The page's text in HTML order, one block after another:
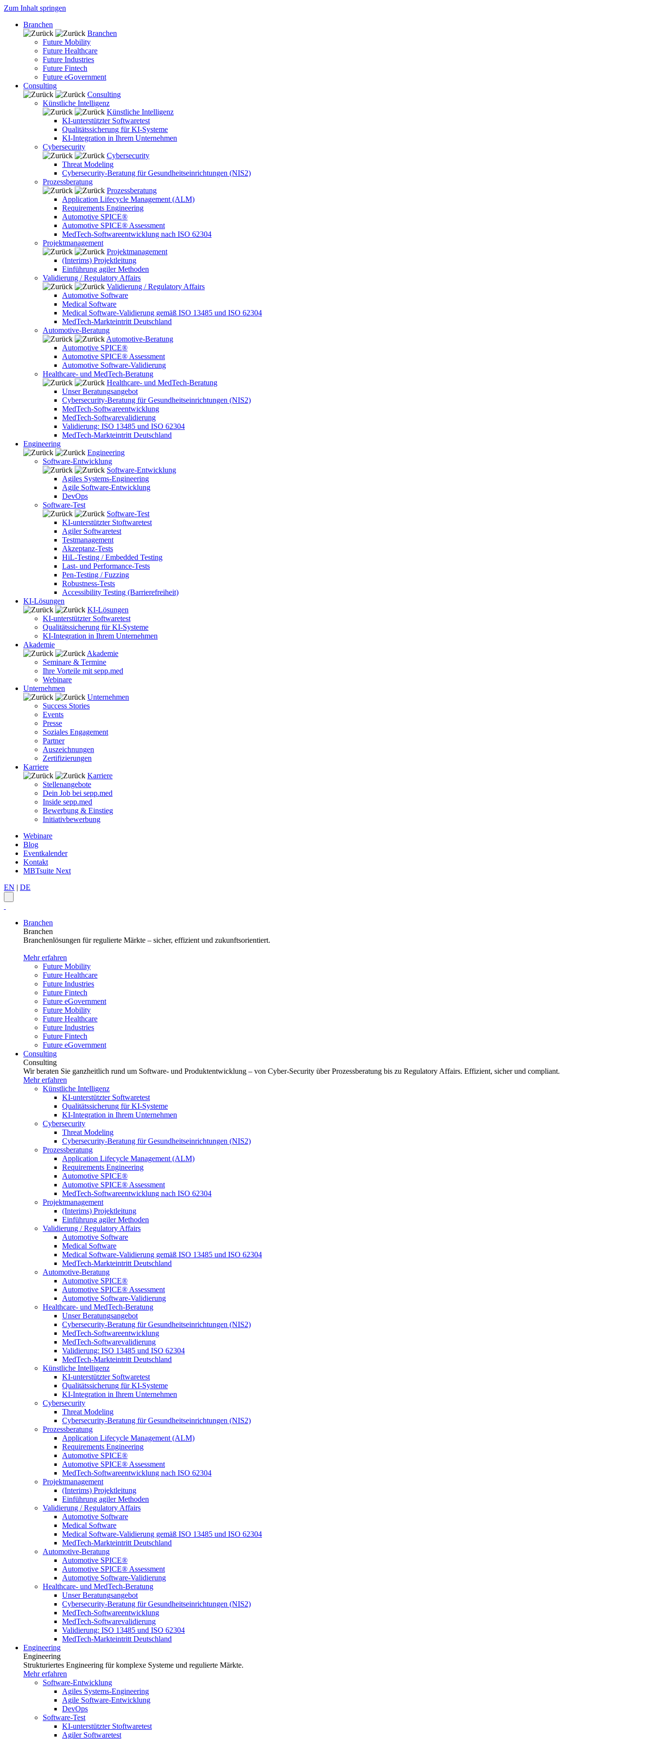
Zum Inhalt springen
Branchen
Branchen
Future Mobility
Future Healthcare
Future Industries
Future Fintech
Future eGovernment
Consulting
Consulting
Künstliche Intelligenz
Künstliche Intelligenz
KI-unterstützter Softwaretest
Qualitätssicherung für KI-Systeme
KI-Integration in Ihrem Unternehmen
Cybersecurity
Cybersecurity
Threat Modeling
Cybersecurity-Beratung für Gesundheitseinrichtungen (NIS2)
Prozessberatung
Prozessberatung
Application Lifecycle Management (ALM)
Requirements Engineering
Automotive SPICE®
Automotive SPICE® Assessment
MedTech-Softwareentwicklung nach ISO 62304
Projektmanagement
Projektmanagement
(Interims) Projektleitung
Einführung agiler Methoden
Validierung / Regulatory Affairs
Validierung / Regulatory Affairs
Automotive Software
Medical Software
Medical Software-Validierung gemäß ISO 13485 und ISO 62304
MedTech-Markteintritt Deutschland
Automotive-Beratung
Automotive-Beratung
Automotive SPICE®
Automotive SPICE® Assessment
Automotive Software-Validierung
Healthcare- und MedTech-Beratung
Healthcare- und MedTech-Beratung
Unser Beratungsangebot
Cybersecurity-Beratung für Gesundheitseinrichtungen (NIS2)
MedTech-Softwareentwicklung
MedTech-Softwarevalidierung
Validierung: ISO 13485 und ISO 62304
MedTech-Markteintritt Deutschland
Engineering
Engineering
Software-Entwicklung
Software-Entwicklung
Agiles Systems-Engineering
Agile Software-Entwicklung
DevOps
Software-Test
Software-Test
KI-unterstützter Stoftwaretest
Agiler Softwaretest
Testmanagement
Akzeptanz-Tests
HiL-Testing / Embedded Testing
Last- und Performance-Tests
Pen-Testing / Fuzzing
Robustness-Tests
Accessibility Testing (Barrierefreiheit)
KI-Lösungen
KI-Lösungen
KI-unterstützter Softwaretest
Qualitätssicherung für KI-Systeme
KI-Integration in Ihrem Unternehmen
Akademie
Akademie
Seminare & Termine
Ihre Vorteile mit sepp.med
Webinare
Unternehmen
Unternehmen
Success Stories
Events
Presse
Soziales Engagement
Partner
Auszeichnungen
Zertifizierungen
Karriere
Karriere
Stellenangebote
Dein Job bei sepp.med
Inside sepp.med
Bewerbung & Einstieg
Initiativbewerbung
Webinare
Blog
Eventkalender
Kontakt
MBTsuite Next
EN | DE
Branchen
Branchen
Branchenlösungen für regulierte Märkte – sicher, effizient und zukunftsorientiert.
Mehr erfahren
Future Mobility
Future Healthcare
Future Industries
Future Fintech
Future eGovernment
Future Mobility
Future Healthcare
Future Industries
Future Fintech
Future eGovernment
Consulting
Consulting
Wir beraten Sie ganzheitlich rund um Software- und Produktentwicklung – von Cyber-Security über Prozessberatung bis zu Regulatory Affairs. Effizient, sicher und compliant.
Mehr erfahren
Künstliche Intelligenz
KI-unterstützter Softwaretest
Qualitätssicherung für KI-Systeme
KI-Integration in Ihrem Unternehmen
Cybersecurity
Threat Modeling
Cybersecurity-Beratung für Gesundheitseinrichtungen (NIS2)
Prozessberatung
Application Lifecycle Management (ALM)
Requirements Engineering
Automotive SPICE®
Automotive SPICE® Assessment
MedTech-Softwareentwicklung nach ISO 62304
Projektmanagement
(Interims) Projektleitung
Einführung agiler Methoden
Validierung / Regulatory Affairs
Automotive Software
Medical Software
Medical Software-Validierung gemäß ISO 13485 und ISO 62304
MedTech-Markteintritt Deutschland
Automotive-Beratung
Automotive SPICE®
Automotive SPICE® Assessment
Automotive Software-Validierung
Healthcare- und MedTech-Beratung
Unser Beratungsangebot
Cybersecurity-Beratung für Gesundheitseinrichtungen (NIS2)
MedTech-Softwareentwicklung
MedTech-Softwarevalidierung
Validierung: ISO 13485 und ISO 62304
MedTech-Markteintritt Deutschland
Künstliche Intelligenz
KI-unterstützter Softwaretest
Qualitätssicherung für KI-Systeme
KI-Integration in Ihrem Unternehmen
Cybersecurity
Threat Modeling
Cybersecurity-Beratung für Gesundheitseinrichtungen (NIS2)
Prozessberatung
Application Lifecycle Management (ALM)
Requirements Engineering
Automotive SPICE®
Automotive SPICE® Assessment
MedTech-Softwareentwicklung nach ISO 62304
Projektmanagement
(Interims) Projektleitung
Einführung agiler Methoden
Validierung / Regulatory Affairs
Automotive Software
Medical Software
Medical Software-Validierung gemäß ISO 13485 und ISO 62304
MedTech-Markteintritt Deutschland
Automotive-Beratung
Automotive SPICE®
Automotive SPICE® Assessment
Automotive Software-Validierung
Healthcare- und MedTech-Beratung
Unser Beratungsangebot
Cybersecurity-Beratung für Gesundheitseinrichtungen (NIS2)
MedTech-Softwareentwicklung
MedTech-Softwarevalidierung
Validierung: ISO 13485 und ISO 62304
MedTech-Markteintritt Deutschland
Engineering
Engineering
Strukturiertes Engineering für komplexe Systeme und regulierte Märkte.
Mehr erfahren
Software-Entwicklung
Agiles Systems-Engineering
Agile Software-Entwicklung
DevOps
Software-Test
KI-unterstützter Stoftwaretest
Agiler Softwaretest